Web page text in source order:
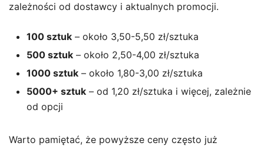
zależności od dostawcy i aktualnych promocji.
100 sztuk – około 3,50-5,50 zł/sztuka
500 sztuk – około 2,50-4,00 zł/sztuka
1000 sztuk – około 1,80-3,00 zł/sztuka
5000+ sztuk – od 1,20 zł/sztuka i więcej, zależnie
od opcji
Warto pamiętać, że powyższe ceny często już